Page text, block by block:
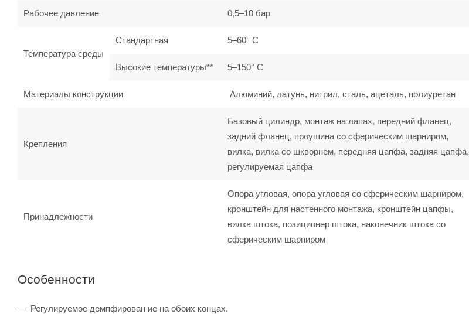
Рабочее давление 0,5–10 бар
Температура среды
Стандартная 5–60° C
Высокие температуры** 5–150° C
Материалы конструкции Алюминий, латунь, нитрил, сталь, ацеталь, полиуретан
Крепления
Базовый цилиндр, монтаж на лапах, передний фланец,
задний фланец, проушина со сферическим шарниром,
вилка, вилка со шкворнем, передняя цапфа, задняя цапфа,
регулируемая цапфа
Принадлежности
Опора угловая, опора угловая со сферическим шарниром,
кронштейн для настенного монтажа, кронштейн цапфы,
вилка штока, позиционер штока, наконечник штока со
сферическим шарниром
Особенности
Регулируемое демпфирован ие на обоих концах.